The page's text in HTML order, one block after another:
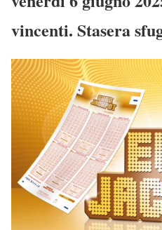
vincenti. Stasera